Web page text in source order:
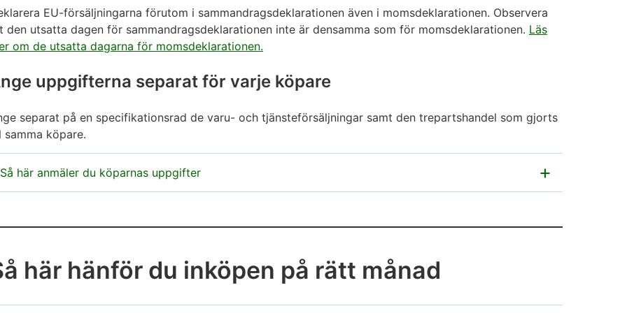
EU-försäljningarna förutom i sammandragsdeklarationen även i momsdeklarationen. Observera
den utsatta dagen för sammandragsdeklarationen inte är densamma som för momsdeklarationen. Läs
om de utsatta dagarna för momsdeklarationen.
uppgifterna separat för varje köpare
separat på en specifikationsrad de varu- och tjänsteförsäljningar samt den trepartshandel som gjorts
samma köpare.
Så här anmäler du köparnas uppgifter
Ange köparens momsnummer utan landskod och mellantecken.
här hänför du inköpen på rätt månad